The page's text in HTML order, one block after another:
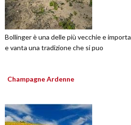
Bollinger è una delle più vecchie e
e vanta una tradizione che si puo
Champagne Ardenne